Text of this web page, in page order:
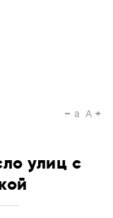
a A
улиц с